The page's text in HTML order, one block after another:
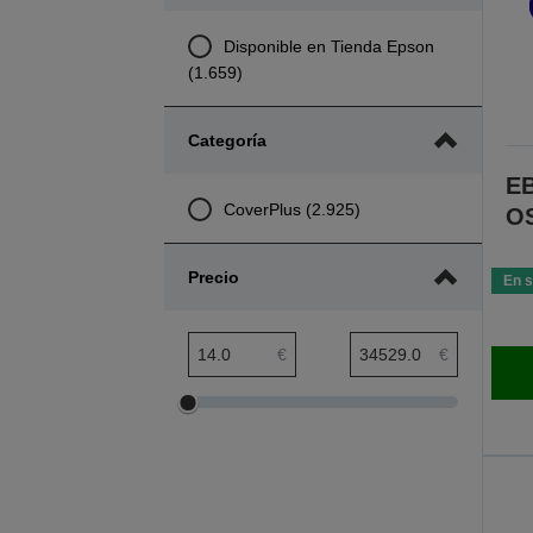
Disponible en Tienda Epson
(1.659)
Categoría
CoverPlus (2.925)
Precio
€ €
Ajustar
Ajustar
En